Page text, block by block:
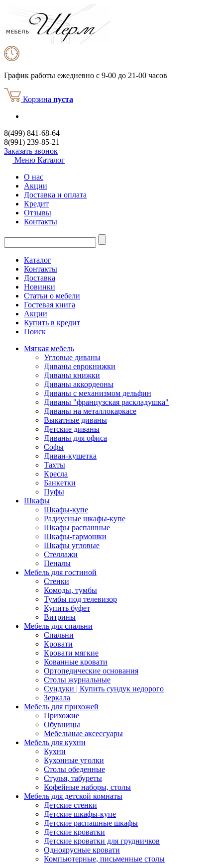
График работы ежедневно с 9-00 до 21-00 часов
Корзина пуста
8(499) 841-68-64
8(991) 239-85-21
Заказать звонок
Меню Каталог
О нас
Акции
Доставка и оплата
Кредит
Отзывы
Контакты
Каталог
Контакты
Доставка
Новинки
Статьи о мебели
Гостевая книга
Акции
Купить в кредит
Поиск
Мягкая мебель
Угловые диваны
Диваны еврокнижки
Диваны книжки
Диваны аккордеоны
Диваны с механизмом дельфин
Диваны "французская раскладушка"
Диваны на металлокаркасе
Выкатные диваны
Детские диваны
Диваны для офиса
Софы
Диван-кушетка
Тахты
Кресла
Банкетки
Пуфы
Шкафы
Шкафы-купе
Радиусные шкафы-купе
Шкафы распашные
Шкафы-гармошки
Шкафы угловые
Стеллажи
Пеналы
Мебель для гостиной
Стенки
Комоды, тумбы
Тумбы под телевизор
Купить буфет
Витрины
Мебель для спальни
Спальни
Кровати
Кровати мягкие
Кованные кровати
Ортопедические основания
Столы журнальные
Сундуки | Купить сундук недорого
Зеркала
Мебель для прихожей
Прихожие
Обувницы
Мебельные аксессуары
Мебель для кухни
Кухни
Кухонные уголки
Столы обеденные
Стулья, табуреты
Кофейные наборы, столы
Мебель для детской комнаты
Детские стенки
Детские шкафы-купе
Детские распашные шкафы
Детские кроватки
Детские кроватки для грудничков
Одноярусные кровати
Компьютерные, письменные столы